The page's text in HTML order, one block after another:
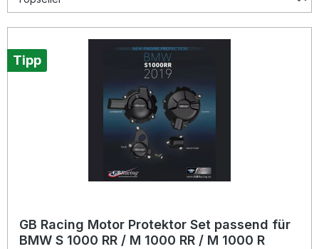
Tipp
GB Racing Motor Protektor Set passend für
BMW S 1000 RR / M 1000 RR / M 1000 R